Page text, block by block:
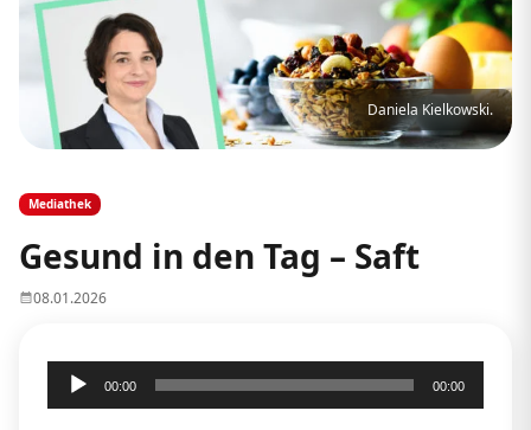
Daniela Kielkowski.
Mediathek
Gesund in den Tag – Saft
08.01.2026
Audio-
Player
00:00 00:00